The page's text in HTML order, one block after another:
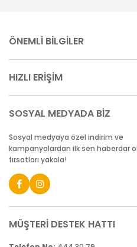
ÖNEMLİ BİLGİLER
HIZLI ERİŞİM
SOSYAL MEDYADA BİZ
Sosyal medyaya özel indirim ve
kampanyalardan ilk sen haberdar
fırsatları yakala!
MÜŞTERİ DESTEK HATTI